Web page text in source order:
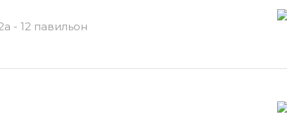
- 12 павильон